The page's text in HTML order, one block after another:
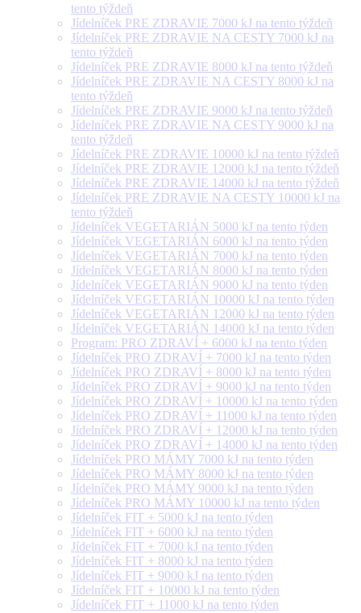
tento týždeň
Jídelníček PRE ZDRAVIE 7000 kJ na tento týždeň
Jídelníček PRE ZDRAVIE NA CESTY 7000 kJ na
tento týždeň
Jídelníček PRE ZDRAVIE 8000 kJ na tento týždeň
Jídelníček PRE ZDRAVIE NA CESTY 8000 kJ na
tento týždeň
Jídelníček PRE ZDRAVIE 9000 kJ na tento týždeň
Jídelníček PRE ZDRAVIE NA CESTY 9000 kJ na
tento týždeň
Jídelníček PRE ZDRAVIE 10000 kJ na tento týždeň
Jídelníček PRE ZDRAVIE 12000 kJ na tento týždeň
Jídelníček PRE ZDRAVIE 14000 kJ na tento týždeň
Jídelníček PRE ZDRAVIE NA CESTY 10000 kJ na
tento týždeň
Jídelníček VEGETARIÁN 5000 kJ na tento týden
Jídelníček VEGETARIÁN 6000 kJ na tento týden
Jídelníček VEGETARIÁN 7000 kJ na tento týden
Jídelníček VEGETARIÁN 8000 kJ na tento týden
Jídelníček VEGETARIÁN 9000 kJ na tento týden
Jídelníček VEGETARIÁN 10000 kJ na tento týden
Jídelníček VEGETARIÁN 12000 kJ na tento týden
Jídelníček VEGETARIÁN 14000 kJ na tento týden
Program: PRO ZDRAVÍ + 6000 kJ na tento týden
Jídelníček PRO ZDRAVÍ + 7000 kJ na tento týden
Jídelníček PRO ZDRAVÍ + 8000 kJ na tento týden
Jídelníček PRO ZDRAVÍ + 9000 kJ na tento týden
Jídelníček PRO ZDRAVÍ + 10000 kJ na tento týden
Jídelníček PRO ZDRAVÍ + 11000 kJ na tento týden
Jídelníček PRO ZDRAVÍ + 12000 kJ na tento týden
Jídelníček PRO ZDRAVÍ + 14000 kJ na tento týden
Jídelníček PRO MÁMY 7000 kJ na tento týden
Jídelníček PRO MÁMY 8000 kJ na tento týden
Jídelníček PRO MÁMY 9000 kJ na tento týden
Jídelníček PRO MÁMY 10000 kJ na tento týden
Jídelníček FIT + 5000 kJ na tento týden
Jídelníček FIT + 6000 kJ na tento týden
Jídelníček FIT + 7000 kJ na tento týden
Jídelníček FIT + 8000 kJ na tento týden
Jídelníček FIT + 9000 kJ na tento týden
Jídelníček FIT + 10000 kJ na tento týden
Jídelníček FIT + 11000 kJ na tento týden